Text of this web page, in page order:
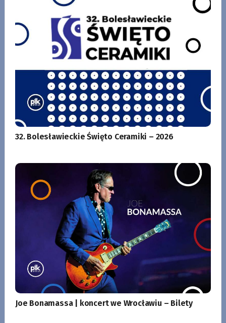
32. Bolesławieckie Święto Ceramiki – 2026
Joe Bonamassa | koncert we Wrocławiu – Bilety